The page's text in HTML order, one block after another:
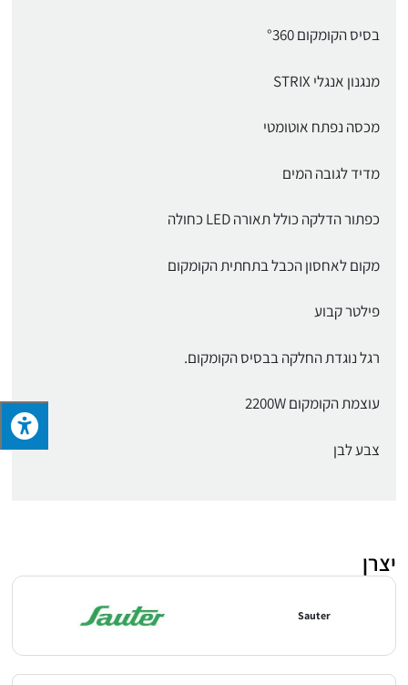
בסיס הקומקום °360
מנגנון אנגלי STRIX
מכסה נפתח אוטומטי
מדיד לגובה המים
כפתור הדלקה כולל תאורה LED כחולה
מקום לאחסון הכבל בתחתית הקומקום
פילטר קבוע
רגל נוגדת החלקה בבסיס הקומקום.
עוצמת הקומקום 2200W
צבע לבן
יצרן
Sauter